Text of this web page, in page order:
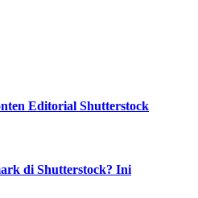
Editorial Shutterstock
di Shutterstock? Ini